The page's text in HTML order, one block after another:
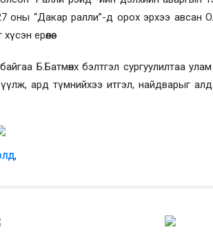
оны “Дакар ралли”-д орох эрхээ авсан
ерөөлөө.
Б.Батмөнх бэлтгэл сургуулилтаа
ард түмнийхээ итгэл, найдварыг
,